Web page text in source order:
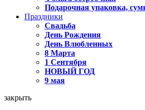
Подарочная упаковка,
Праздники
Свадьба
День Рождения
День Влюбленных
8 Марта
1 Сентября
НОВЫЙ ГОД
9 мая
закрыть